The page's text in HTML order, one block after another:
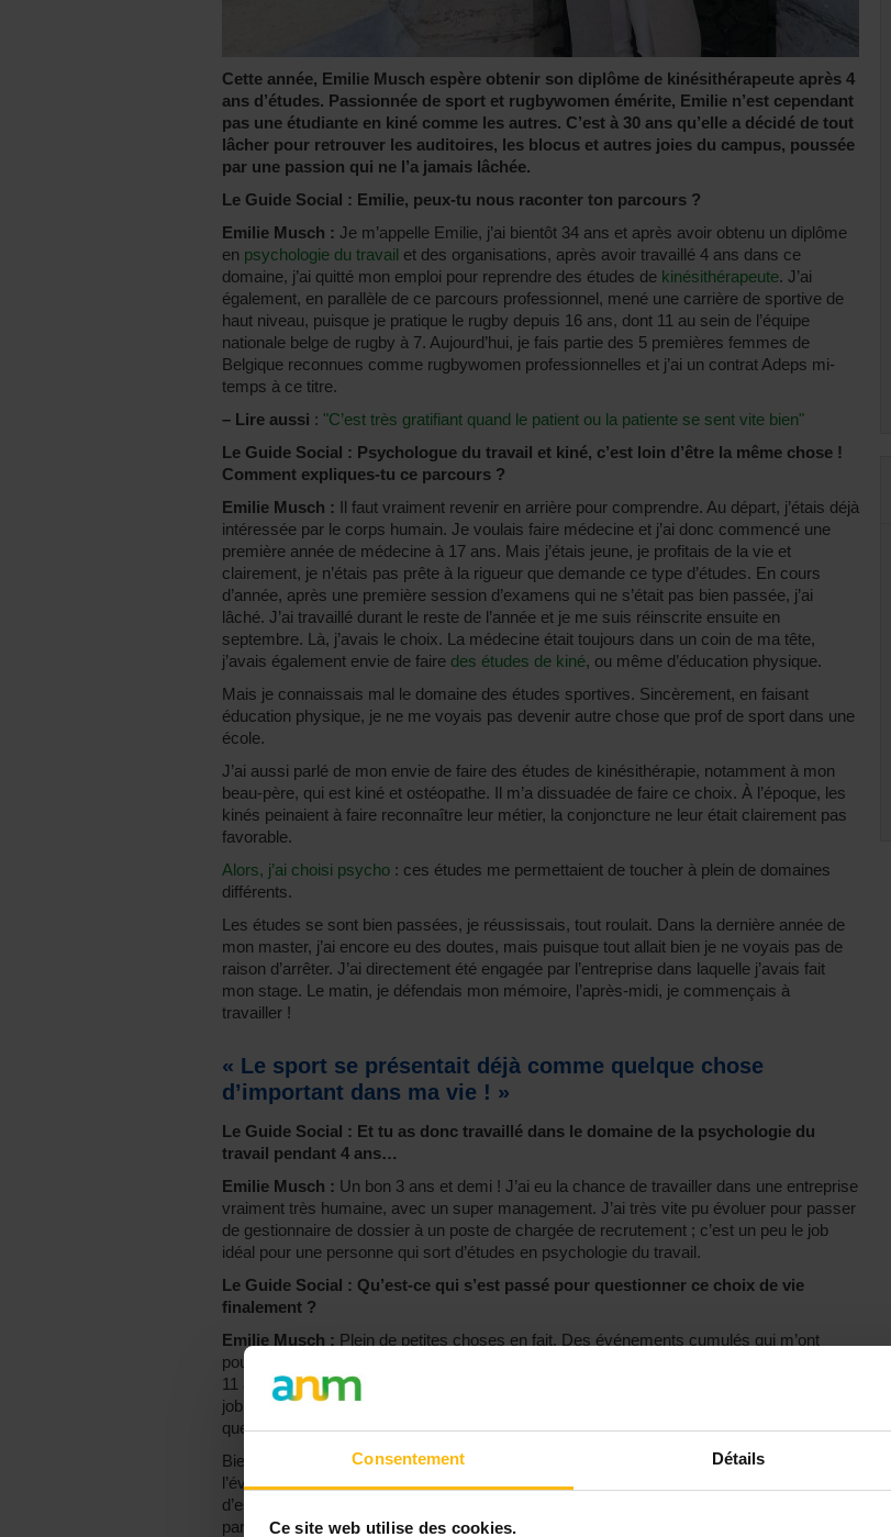
Consentement Détails
Ce site web utilise des cookies.
Cette année, Emilie Musch espère obtenir son diplôme de kinésithérapeute après 4
ans d’études. Passionnée de sport et rugbywomen émérite, Emilie n’est cependant
pas une étudiante en kiné comme les autres. C’est à 30 ans qu’elle a décidé de tout
lâcher pour retrouver les auditoires, les blocus et autres joies du campus, poussée
par une passion qui ne l’a jamais lâchée.
Le Guide Social : Emilie, peux-tu nous raconter ton parcours ?
Emilie Musch : Je m’appelle Emilie, j’ai bientôt 34 ans et après avoir obtenu un diplôme
en psychologie du travail et des organisations, après avoir travaillé 4 ans dans ce
domaine, j’ai quitté mon emploi pour reprendre des études de kinésithérapeute. J’ai
également, en parallèle de ce parcours professionnel, mené une carrière de sportive de
haut niveau, puisque je pratique le rugby depuis 16 ans, dont 11 au sein de l’équipe
nationale belge de rugby à 7. Aujourd’hui, je fais partie des 5 premières femmes de
Belgique reconnues comme rugbywomen professionnelles et j’ai un contrat Adeps mi-
temps à ce titre.
– Lire aussi : "C’est très gratifiant quand le patient ou la patiente se sent vite bien"
Le Guide Social : Psychologue du travail et kiné, c’est loin d’être la même chose !
Comment expliques-tu ce parcours ?
Emilie Musch : Il faut vraiment revenir en arrière pour comprendre. Au départ, j’étais déjà
intéressée par le corps humain. Je voulais faire médecine et j’ai donc commencé une
première année de médecine à 17 ans. Mais j’étais jeune, je profitais de la vie et
clairement, je n’étais pas prête à la rigueur que demande ce type d’études. En cours
d’année, après une première session d’examens qui ne s’était pas bien passée, j’ai
lâché. J’ai travaillé durant le reste de l’année et je me suis réinscrite ensuite en
septembre. Là, j’avais le choix. La médecine était toujours dans un coin de ma tête,
j’avais également envie de faire des études de kiné, ou même d’éducation physique.
Mais je connaissais mal le domaine des études sportives. Sincèrement, en faisant
éducation physique, je ne me voyais pas devenir autre chose que prof de sport dans une
école.
J’ai aussi parlé de mon envie de faire des études de kinésithérapie, notamment à mon
beau-père, qui est kiné et ostéopathe. Il m’a dissuadée de faire ce choix. À l’époque, les
kinés peinaient à faire reconnaître leur métier, la conjoncture ne leur était clairement pas
favorable.
Alors, j’ai choisi psycho : ces études me permettaient de toucher à plein de domaines
différents.
Les études se sont bien passées, je réussissais, tout roulait. Dans la dernière année de
mon master, j’ai encore eu des doutes, mais puisque tout allait bien je ne voyais pas de
raison d’arrêter. J’ai directement été engagée par l’entreprise dans laquelle j’avais fait
mon stage. Le matin, je défendais mon mémoire, l’après-midi, je commençais à
travailler !
« Le sport se présentait déjà comme quelque chose
d’important dans ma vie ! »
Le Guide Social : Et tu as donc travaillé dans le domaine de la psychologie du
travail pendant 4 ans…
Emilie Musch : Un bon 3 ans et demi ! J’ai eu la chance de travailler dans une entreprise
vraiment très humaine, avec un super management. J’ai très vite pu évoluer pour passer
de gestionnaire de dossier à un poste de chargée de recrutement ; c’est un peu le job
idéal pour une personne qui sort d’études en psychologie du travail.
Le Guide Social : Qu’est-ce qui s’est passé pour questionner ce choix de vie
finalement ?
Emilie Musch : Plein de petites choses en fait. Des événements cumulés qui m’ont
poussée à l’introspection. Je vivais avec quelqu’un et cette relation s’est terminée après
11 ans. Une rupture est toujours l’occasion de remettre les choses à plat. Et puis, mon
job était très sécurisant, très confortable, mais il devenait répétitif, après 3 ans… Il y avait
quelque chose qui me manquait.
Bien sûr, il y avait uncôté social, humain
. Mais je n’aimais pas être dans l’analyse, dans
l’évaluation constante des candidats. À force d’avoir devant moi des gens pleins
d’espoirs, parfois après des années de galère, et de devoir leur dire “non”, pas forcément
parce qu’ils ne correspondaient pas au profil recherché, mais parce que quelqu’un d’autre